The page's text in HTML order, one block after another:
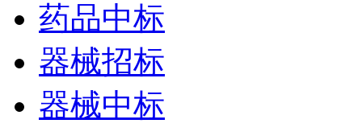
药品中标
器械招标
器械中标